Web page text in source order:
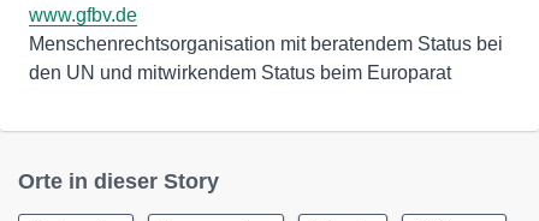
www.gfbv.de
Menschenrechtsorganisation mit beratendem Status bei
den UN und mitwirkendem Status beim Europarat
Orte in dieser Story